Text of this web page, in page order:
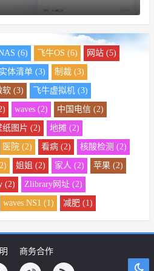
(6) 飞牛OS (6) 网站 (5)
实体清单 (3) 制裁 (3)
软 (3) 飞牛虚拟机 (3)
waves (2) 中国电信 (2)
纸图片 (2) 地摊 (2)
医院 (2) 看病 (2) 核酸检测 (2)
姐姐 (2) 家人 (2) 苹果 (2)
(2) Zlibrary网址 (2)
waves NS1 (1) 减肥 (1)
商务合作